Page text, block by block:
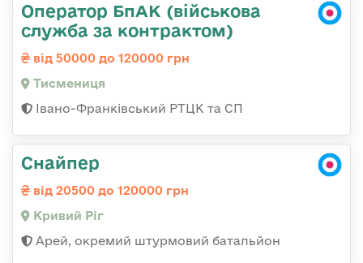
Оператор БпАК (військова
служба за контрактом)
від 50000 до 120000 грн
Тисмениця
Івано-Франківський РТЦК та СП
Снайпер
від 20500 до 120000 грн
Кривий Ріг
Арей, окремий штурмовий батальйон